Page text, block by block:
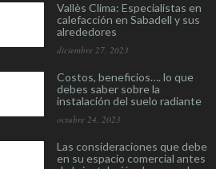
Vallès Clima: Especialistas en
calefacción en Sabadell y sus
alrededores
diciembre 27, 2023
Costos, beneficios…. lo que
debes saber sobre la
instalación del suelo radiante
octubre 24, 2023
Las consideraciones que debe
en su espacio comercial antes